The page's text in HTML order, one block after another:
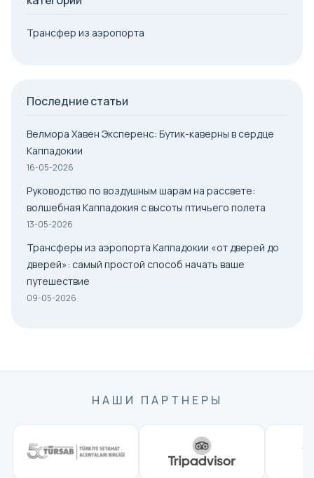
Трансфер из аэропорта
Последние статьи
Велмора Хавен Эксперенс: Бутик-каверны в сердце
Каппадокии
16-05-2026
Руководство по воздушным шарам на рассвете:
волшебная Каппадокия с высоты птичьего полета
13-05-2026
Трансферы из аэропорта Каппадокии «от дверей до
дверей»: самый простой способ начать ваше
путешествие
09-05-2026
НАШИ ПАРТНЕРЫ